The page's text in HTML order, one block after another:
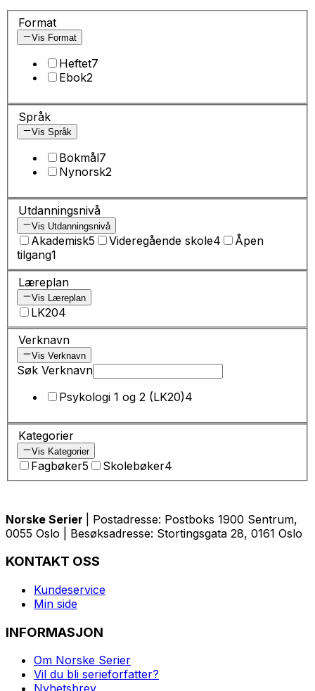
Format
Vis Format
Heftet7
Ebok2
Språk
Vis Språk
Bokmål7
Nynorsk2
Utdanningsnivå
Vis Utdanningsnivå
Akademisk5 Videregående skole4
Åpen
tilgang1
Læreplan
Vis Læreplan
LK204
Verknavn
Vis Verknavn
Søk Verknavn
Psykologi 1 og 2 (LK20)4
Kategorier
Vis Kategorier
Fagbøker5 Skolebøker4
Norske Serier
| Postadresse: Postboks 1900 Sentrum,
0055 Oslo | Besøksadresse: Stortingsgata 28, 0161 Oslo
KONTAKT OSS
Kundeservice
Min side
INFORMASJON
Om Norske Serier
Vil du bli serieforfatter?